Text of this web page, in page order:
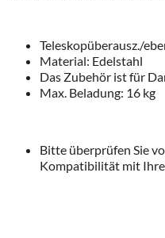
Teleskopüberausz./
Material: Edelstahl
Das Zubehör ist für
Max. Beladung: 16 kg
Bitte überprüfen Sie
Kompatibilität mit